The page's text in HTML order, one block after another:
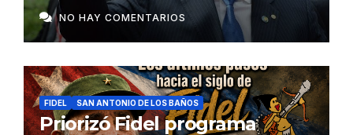
NO HAY COMENTARIOS
FIDEL SAN ANTONIO DE LOS BAÑOS
Priorizó Fidel programa